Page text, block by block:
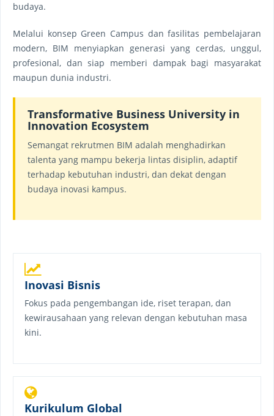
budaya.
Melalui konsep Green Campus dan fasilitas pembelajaran
modern, BIM menyiapkan generasi yang cerdas, unggul,
profesional, dan siap memberi dampak bagi masyarakat
maupun dunia industri.
Transformative Business University in
Innovation Ecosystem
Semangat rekrutmen BIM adalah menghadirkan
talenta yang mampu bekerja lintas disiplin, adaptif
terhadap kebutuhan industri, dan dekat dengan
budaya inovasi kampus.
Inovasi Bisnis
Fokus pada pengembangan ide, riset terapan, dan
kewirausahaan yang relevan dengan kebutuhan masa
kini.
Kurikulum Global